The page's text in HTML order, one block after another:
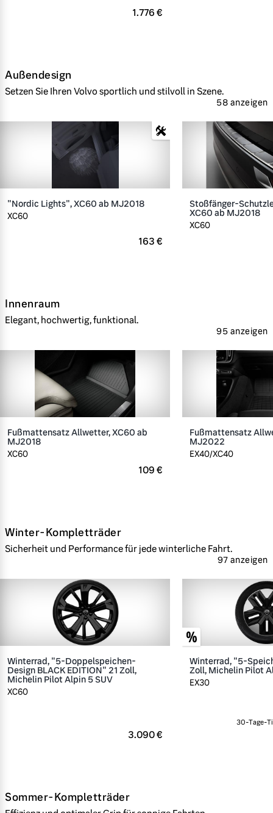
1.776 €
Außendesign
Setzen Sie Ihren Volvo sportlich und stilvoll in Szene.
58 anzeigen
"Nordic Lights", XC60 ab MJ2018
XC60
163 €
Stoßfänger-
XC60 ab MJ2018
XC60
Innenraum
Elegant, hochwertig, funktional.
95 anzeigen
Fußmattensatz Allwetter, XC60 ab
MJ2018
XC60
109 €
Fußmattensatz
MJ2022
EX40/XC40
Winter-Kompletträder
Sicherheit und Performance für jede winterliche Fahrt.
97 anzeigen
Winterrad, "5-Doppelspeichen-
Design BLACK EDITION" 21 Zoll,
Michelin Pilot Alpin 5 SUV
XC60
3.090 €
Winterrad, "5-
Zoll, Michelin Pilot
EX30
30-Tage-
Sommer-Kompletträder